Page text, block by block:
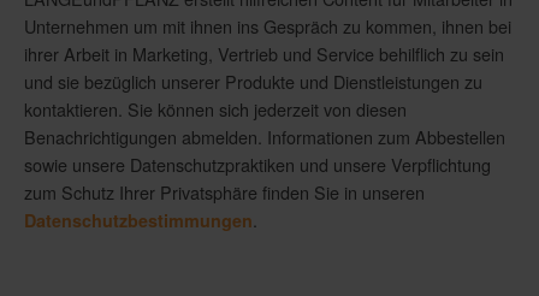
Unternehmen um mit ihnen ins Gespräch zu kommen, ihnen bei
ihrer Arbeit in Marketing, Vertrieb und Service behilflich zu sein
und sie bezüglich unserer Produkte und Dienstleistungen zu
kontaktieren. Sie können sich jederzeit von diesen
Benachrichtigungen abmelden. Informationen zum Abbestellen
sowie unsere Datenschutzpraktiken und unsere Verpflichtung
zum Schutz Ihrer Privatsphäre finden Sie in unseren
Datenschutzbestimmungen.